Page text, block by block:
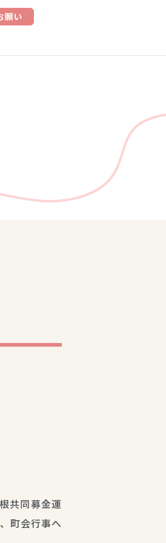
願い
共同募金運
町会行事へ